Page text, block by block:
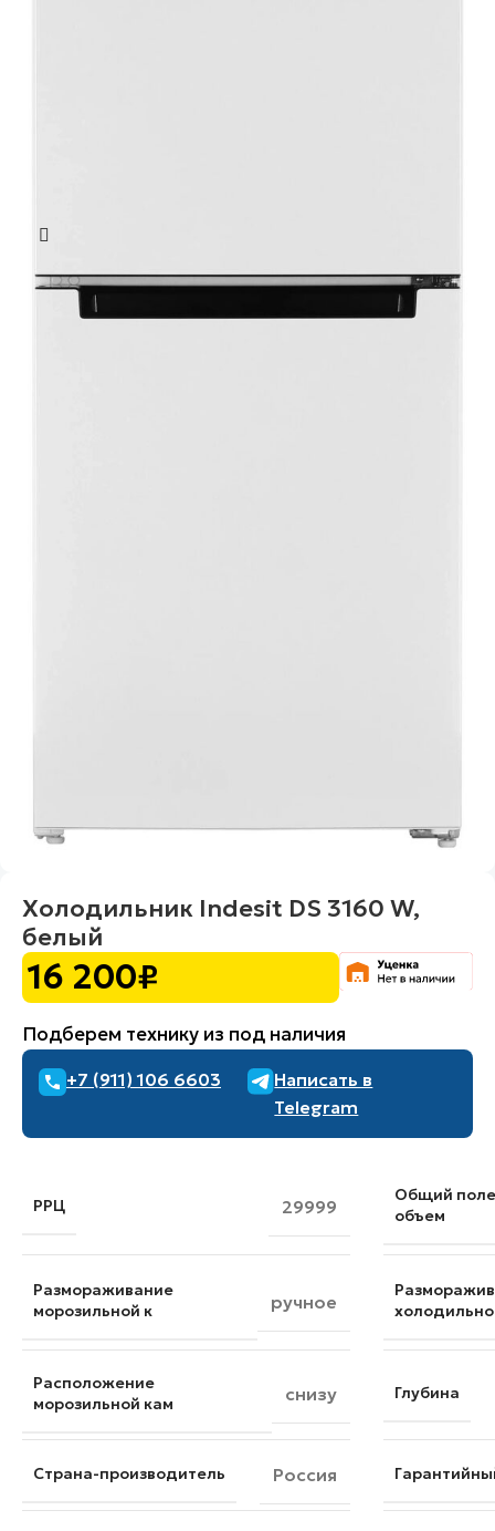
Холодильник Indesit DS 3160 W,
белый
16 200₽
Подберем технику из под наличия
+7 (911) 106 6603
Написать в
Telegram
РРЦ 29999
Общий
объем
Размораживание
морозильной к
ручное
Расположение
морозильной кам
снизу Глубина
Страна-производитель Россия